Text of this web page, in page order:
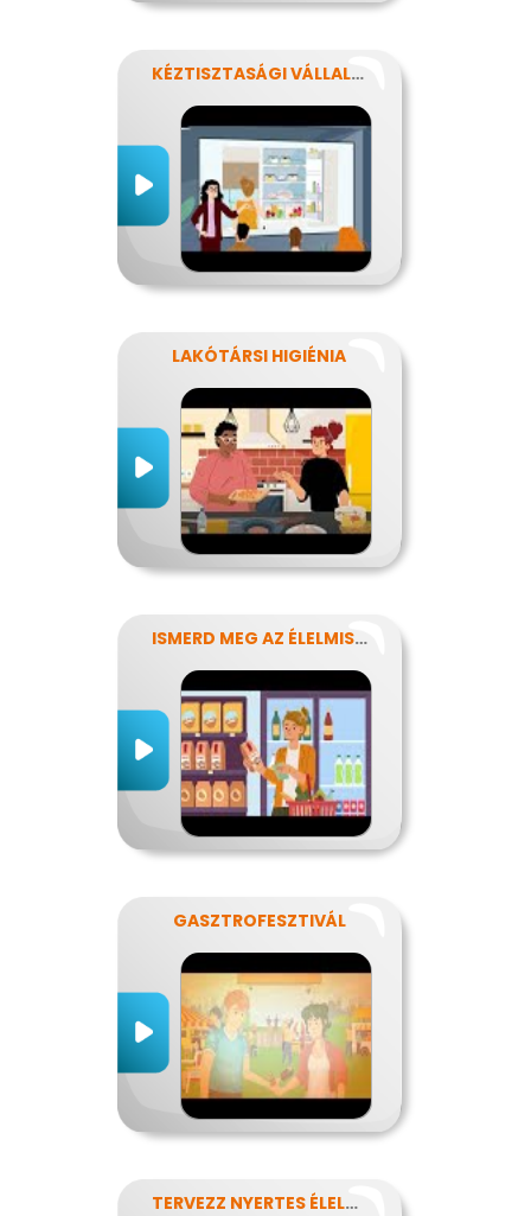
KÉZTISZTASÁGI VÁLLALAT
LAKÓTÁRSI HIGIÉNIA
ISMERD MEG AZ ÉLELMISZEREK TITKAIT!
GASZTROFESZTIVÁL
TERVEZZ NYERTES ÉLELMISZER-CSOMAGOLÁST!